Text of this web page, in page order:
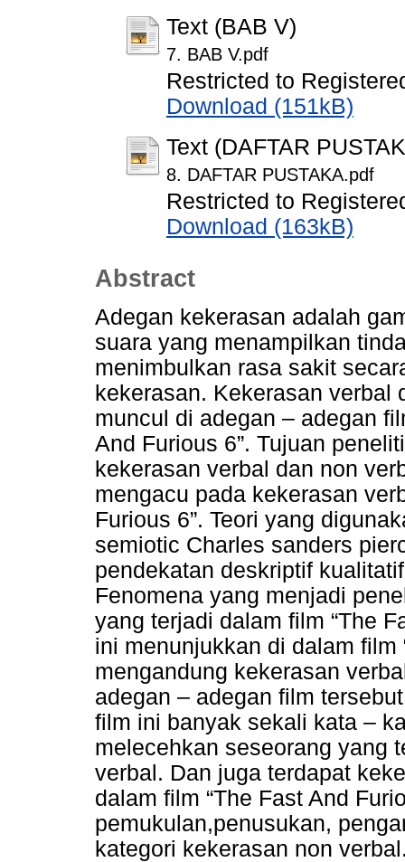
Text (BAB V)
7. BAB V.pdf
Restricted to
Download (151kB)
Text (DAFTAR
8. DAFTAR PUSTAKA.pdf
Restricted to
Download (163kB)
Abstract
Adegan kekerasan adalah
suara yang menampilkan
menimbulkan rasa sakit
kekerasan. Kekerasan verbal
muncul di adegan – adegan
And Furious 6”. Tujuan
kekerasan verbal dan non
mengacu pada kekerasan
Furious 6”. Teori yang
semiotic Charles sanders
pendekatan deskriptif
Fenomena yang menjadi
yang terjadi dalam film “The
ini menunjukkan di dalam film
mengandung kekerasan
adegan – adegan film
film ini banyak sekali kata –
melecehkan seseorang yang
verbal. Dan juga terdapat
dalam film “The Fast And
pemukulan,penusukan,
kategori kekerasan non